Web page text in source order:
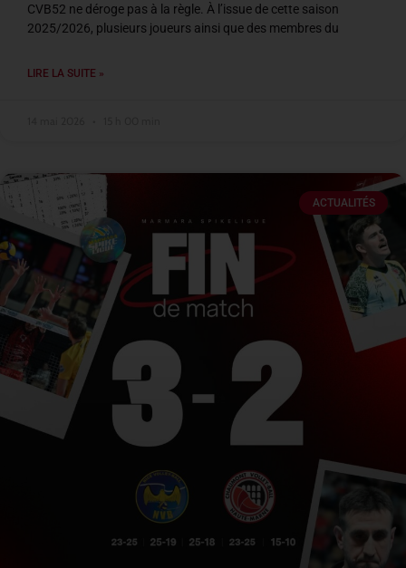
CVB52 ne déroge pas à la règle. À l’issue de cette saison
2025/2026, plusieurs joueurs ainsi que des membres du
LIRE LA SUITE »
ACTUALITÉS